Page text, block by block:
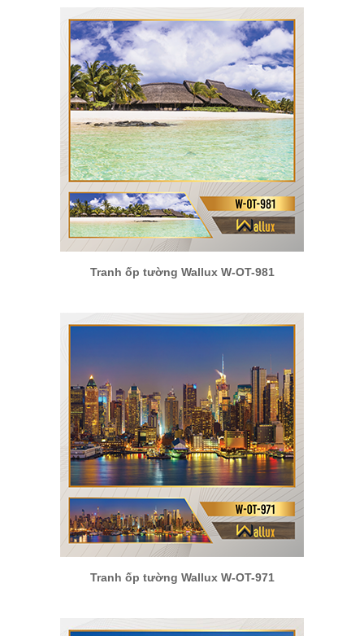
Tranh ốp tường Wallux W-OT-981
Tranh ốp tường Wallux W-OT-971